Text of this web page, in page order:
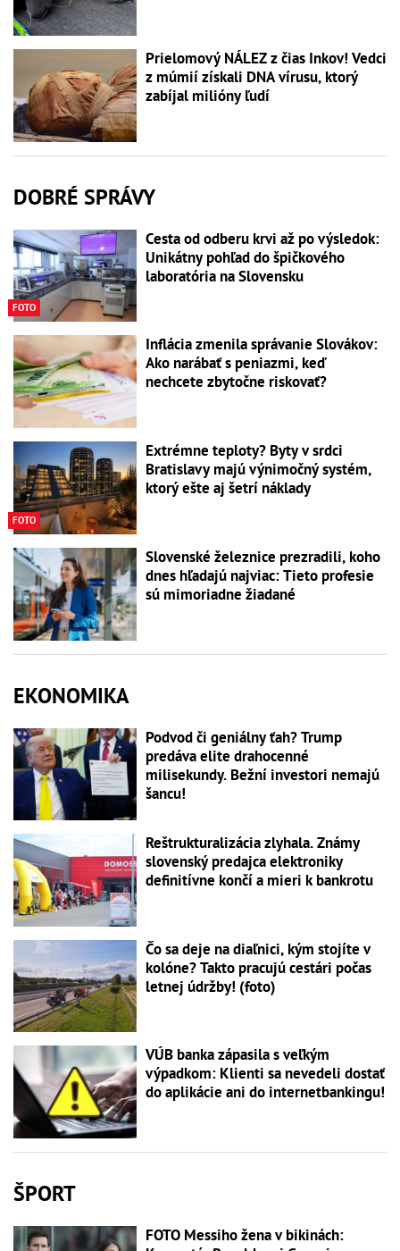
Prielomový NÁLEZ z čias Inkov! Vedci
z múmií získali DNA vírusu, ktorý
zabíjal milióny ľudí
DOBRÉ SPRÁVY
FOTO
Cesta od odberu krvi až po výsledok:
Unikátny pohľad do špičkového
laboratória na Slovensku
Inflácia zmenila správanie Slovákov:
Ako narábať s peniazmi, keď
nechcete zbytočne riskovať?
FOTO
Extrémne teploty? Byty v srdci
Bratislavy majú výnimočný systém,
ktorý ešte aj šetrí náklady
Slovenské železnice prezradili, koho
dnes hľadajú najviac: Tieto profesie
sú mimoriadne žiadané
EKONOMIKA
Podvod či geniálny ťah? Trump
predáva elite drahocenné
milisekundy. Bežní investori nemajú
šancu!
Reštrukturalizácia zlyhala. Známy
slovenský predajca elektroniky
definitívne končí a mieri k bankrotu
Čo sa deje na diaľnici, kým stojíte v
kolóne? Takto pracujú cestári počas
letnej údržby! (foto)
VÚB banka zápasila s veľkým
výpadkom: Klienti sa nevedeli dostať
do aplikácie ani do internetbankingu!
ŠPORT
FOTO Messiho žena v bikinách: